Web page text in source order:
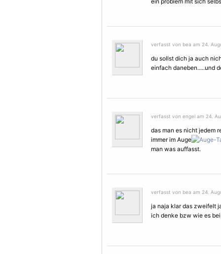
verfasst von bea am 24.
du sollst dich ja auch
einfach daneben.....und
verfasst von engel am 24.
das man es nicht jedem
immer im Auge
man was auffasst.
verfasst von bea am 24.
ja naja klar das zweifelt
ich denke bzw wie es